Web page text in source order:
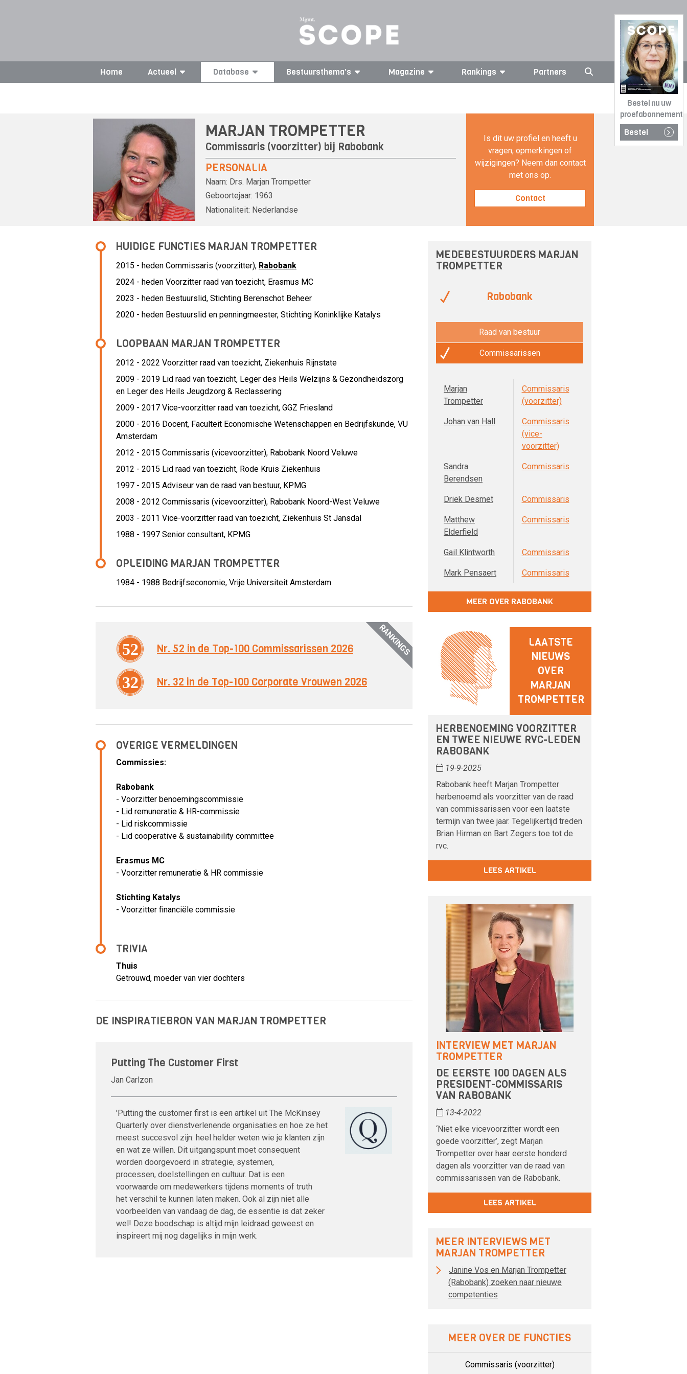
Bestel nu uw
proefabonnement
Bestel
Home Actueel Database Bestuursthema's Magazine Rankings Partners
MARJAN TROMPETTER
Commissaris (voorzitter) bij Rabobank
PERSONALIA
Naam: Drs. Marjan Trompetter
Geboortejaar: 1963
Nationaliteit: Nederlandse
Is dit uw profiel en heeft u
vragen, opmerkingen of
wijzigingen? Neem dan contact
met ons op.
Contact
HUIDIGE FUNCTIES MARJAN TROMPETTER
2015 - heden Commissaris (voorzitter), Rabobank
2024 - heden Voorzitter raad van toezicht, Erasmus MC
2023 - heden Bestuurslid, Stichting Berenschot Beheer
2020 - heden Bestuurslid en penningmeester, Stichting Koninklijke Katalys
LOOPBAAN MARJAN TROMPETTER
2012 - 2022 Voorzitter raad van toezicht, Ziekenhuis Rijnstate
2009 - 2019 Lid raad van toezicht, Leger des Heils Welzijns & Gezondheidszorg
en Leger des Heils Jeugdzorg & Reclassering
2009 - 2017 Vice-voorzitter raad van toezicht, GGZ Friesland
2000 - 2016 Docent, Faculteit Economische Wetenschappen en Bedrijfskunde, VU
Amsterdam
2012 - 2015 Commissaris (vicevoorzitter), Rabobank Noord Veluwe
2012 - 2015 Lid raad van toezicht, Rode Kruis Ziekenhuis
1997 - 2015 Adviseur van de raad van bestuur, KPMG
2008 - 2012 Commissaris (vicevoorzitter), Rabobank Noord-West Veluwe
2003 - 2011 Vice-voorzitter raad van toezicht, Ziekenhuis St Jansdal
1988 - 1997 Senior consultant, KPMG
OPLEIDING MARJAN TROMPETTER
1984 - 1988 Bedrijfseconomie, Vrije Universiteit Amsterdam
RANKINGS
52 Nr. 52 in de Top-100 Commissarissen 2026
32 Nr. 32 in de Top-100 Corporate Vrouwen 2026
OVERIGE VERMELDINGEN
Commissies:
Rabobank
- Voorzitter benoemingscommissie
- Lid remuneratie & HR-commissie
- Lid riskcommissie
- Lid cooperative & sustainability committee
Erasmus MC
- Voorzitter remuneratie & HR commissie
Stichting Katalys
- Voorzitter financiële commissie
TRIVIA
Thuis
Getrouwd, moeder van vier dochters
DE INSPIRATIEBRON VAN MARJAN TROMPETTER
Putting The Customer First
Jan Carlzon
'Putting the customer first is een artikel uit The McKinsey
Quarterly over dienstverlenende organisaties en hoe ze het
meest succesvol zijn: heel helder weten wie je klanten zijn
en wat ze willen. Dit uitgangspunt moet consequent
worden doorgevoerd in strategie, systemen,
processen, doelstellingen en cultuur. Dat is een
voorwaarde om medewerkers tijdens moments of truth
het verschil te kunnen laten maken. Ook al zijn niet alle
voorbeelden van vandaag de dag, de essentie is dat zeker
wel! Deze boodschap is altijd mijn leidraad geweest en
inspireert mij nog dagelijks in mijn werk.
MEDEBESTUURDERS MARJAN
TROMPETTER
Rabobank
Raad van bestuur
Commissarissen
Marjan
Trompetter
Commissaris
(voorzitter)
Johan van Hall
Commissaris
(vice-
voorzitter)
Sandra
Berendsen
Commissaris
Driek Desmet Commissaris
Matthew
Elderfield
Commissaris
Gail Klintworth Commissaris
Mark Pensaert Commissaris
MEER OVER RABOBANK
LAATSTE
NIEUWS
OVER
MARJAN
TROMPETTER
HERBENOEMING VOORZITTER
EN TWEE NIEUWE RVC-LEDEN
RABOBANK
19-9-2025
Rabobank heeft Marjan Trompetter
herbenoemd als voorzitter van de raad
van commissarissen voor een laatste
termijn van twee jaar. Tegelijkertijd treden
Brian Hirman en Bart Zegers toe tot de
rvc.
LEES ARTIKEL
INTERVIEW MET MARJAN
TROMPETTER
DE EERSTE 100 DAGEN ALS
PRESIDENT-COMMISSARIS
VAN RABOBANK
13-4-2022
‘Niet elke vicevoorzitter wordt een
goede voorzitter’, zegt Marjan
Trompetter over haar eerste honderd
dagen als voorzitter van de raad van
commissarissen van de Rabobank.
LEES ARTIKEL
MEER INTERVIEWS MET
MARJAN TROMPETTER
Janine Vos en Marjan Trompetter
(Rabobank) zoeken naar nieuwe
competenties
MEER OVER DE FUNCTIES
Commissaris (voorzitter)